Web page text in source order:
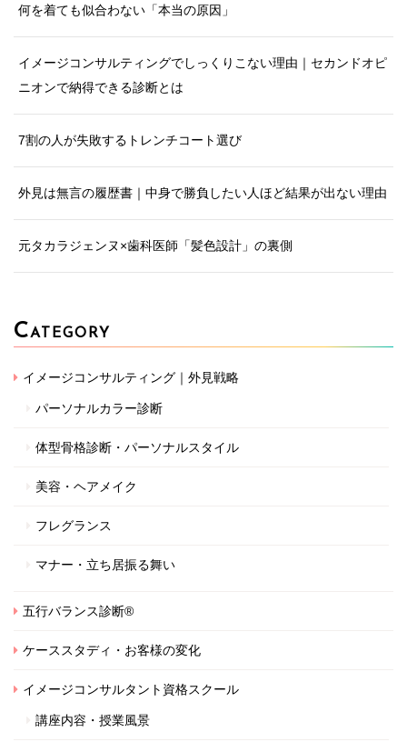
何を着ても似合わない「本当の原因」
イメージコンサルティングでしっくりこない理由｜セカンドオピ
ニオンで納得できる診断とは
7割の人が失敗するトレンチコート選び
外見は無言の履歴書｜中身で勝負したい人ほど結果が出ない理由
元タカラジェンヌ×歯科医師「髪色設計」の裏側
CATEGORY
イメージコンサルティング｜外見戦略
パーソナルカラー診断
体型骨格診断・パーソナルスタイル
美容・ヘアメイク
フレグランス
マナー・立ち居振る舞い
五行バランス診断®
ケーススタディ・お客様の変化
イメージコンサルタント資格スクール
講座内容・授業風景